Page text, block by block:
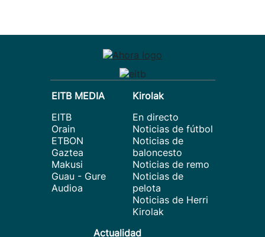
EITB MEDIA
EITB
Orain
ETBON
Gaztea
Makusi
Guau - Gure
Audioa
Kirolak
En directo
Noticias de fútbol
Noticias de
baloncesto
Noticias de remo
Noticias de
pelota
Noticias de Herri
Kirolak
Actualidad